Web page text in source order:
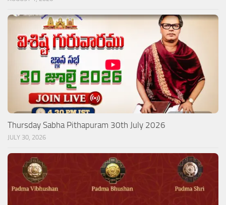
Thursday Sabha Pithapuram 30th July 2026
JULY 30, 2026